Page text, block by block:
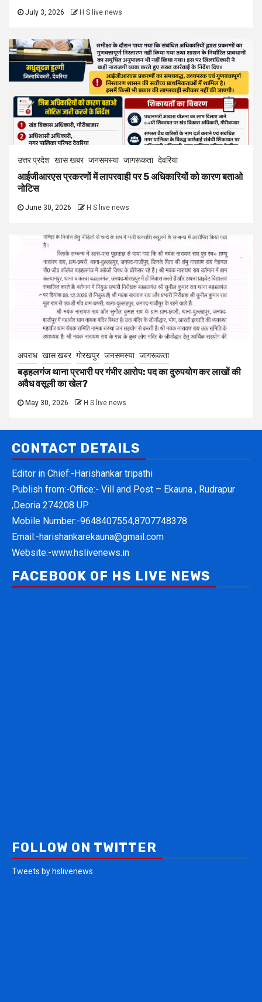
July 3, 2026 H S live news
उत्तर प्रदेश खास खबर जनसमस्या जागरूकता देवरिया
आईजीआरएस प्रकरणों में लापरवाही पर 5 अधिकारियों को कारण बताओ
नोटिस
June 30, 2026 H S live news
अपराध खास खबर गोरखपुर जनसमस्या जागरूकता
बड़हलगंज थाना प्रभारी पर गंभीर आरोप: पद का दुरुपयोग कर लाखों की
अवैध वसूली का खेल?
May 30, 2026 H S live news
CONTACT DETAILS
Editor in Chief:-Harishankar tripathi
Publish from:-Office:- Vill and Post – Ekauna , Rudrapur
,Deoria 274208 UP
Mobile Number:-9648407554,8707748378
Email:-harishankarekauna@gmail.com
Website:-www.hslivenews.in
FACEBOOK OF HS LIVE NEWS
FOLLOW ON TWITTER
Tweets by hslivenews